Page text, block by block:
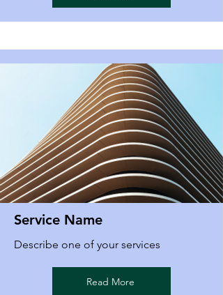
Service Name
Describe one of your services
Read More